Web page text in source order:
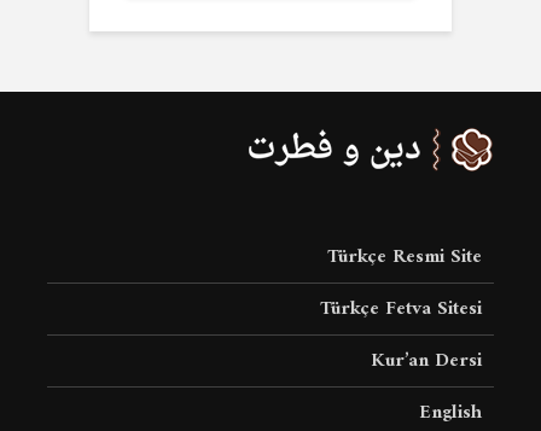
Türkçe Resmi Site
Türkçe Fetva Sitesi
Kur’an Dersi
English